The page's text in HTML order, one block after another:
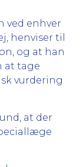
ved enhver
henviser til
og at han
at tage
vurdering
at der